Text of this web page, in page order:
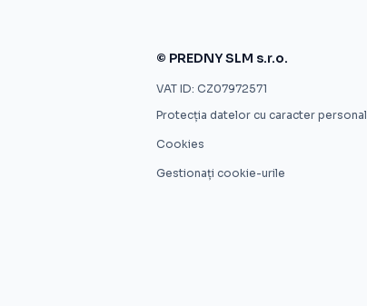
© PREDNY SLM s.r.o.
VAT ID: CZ07972571
Protecția datelor cu caracter personal
Cookies
Gestionați cookie-urile